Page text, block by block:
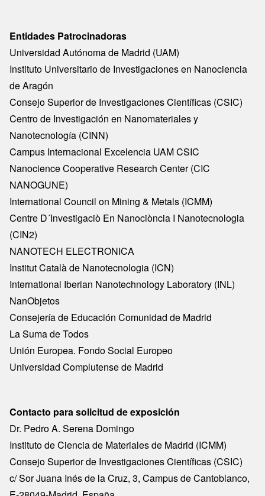
Entidades Patrocinadoras
Universidad Autónoma de Madrid (UAM)
Instituto Universitario de Investigaciones en Nanociencia
de Aragón
Consejo Superior de Investigaciones Científicas (CSIC)
Centro de Investigación en Nanomateriales y
Nanotecnología (CINN)
Campus Internacional Excelencia UAM CSIC
Nanocience Cooperative Research Center (CIC
NANOGUNE)
International Council on Mining & Metals (ICMM)
Centre D´Investigaciò En Nanociòncia I Nanotecnologia
(CIN2)
NANOTECH ELECTRONICA
Institut Català de Nanotecnologia (ICN)
International Iberian Nanotechnology Laboratory (INL)
NanObjetos
Consejería de Educación Comunidad de Madrid
La Suma de Todos
Unión Europea. Fondo Social Europeo
Universidad Complutense de Madrid
Contacto para solicitud de exposición
Dr. Pedro A. Serena Domingo
Instituto de Ciencia de Materiales de Madrid (ICMM)
Consejo Superior de Investigaciones Científicas (CSIC)
c/ Sor Juana Inés de la Cruz, 3, Campus de Cantoblanco,